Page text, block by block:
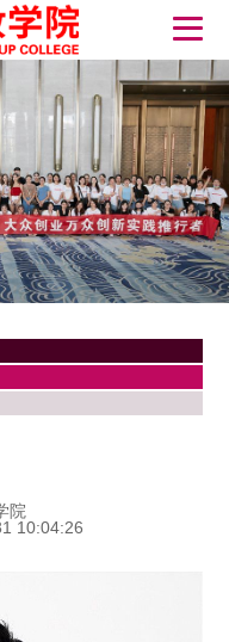
院
10:04:26